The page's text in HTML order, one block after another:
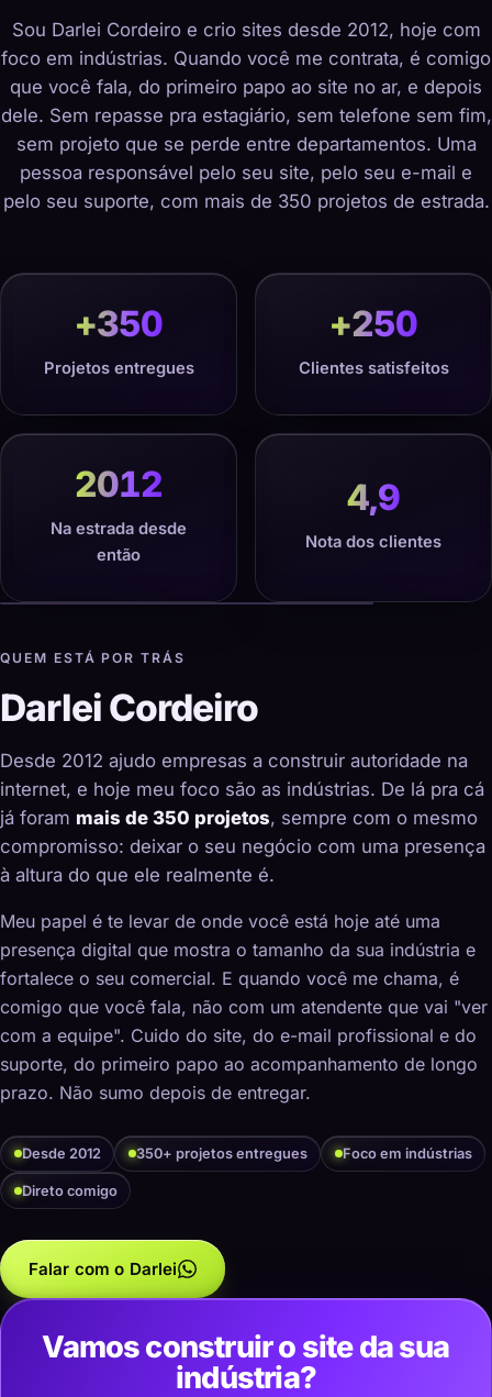
Sou Darlei Cordeiro e crio sites desde 2012, hoje com
foco em indústrias. Quando você me contrata, é comigo
que você fala, do primeiro papo ao site no ar, e depois
dele. Sem repasse pra estagiário, sem telefone sem fim,
sem projeto que se perde entre departamentos. Uma
pessoa responsável pelo seu site, pelo seu e-mail e
pelo seu suporte, com mais de 350 projetos de estrada.
+350
Projetos entregues
+250
Clientes satisfeitos
2012
Na estrada desde
então
4,9
Nota dos clientes
QUEM ESTÁ POR TRÁS
Darlei Cordeiro
Desde 2012 ajudo empresas a construir autoridade na
internet, e hoje meu foco são as indústrias. De lá pra cá
já foram mais de 350 projetos, sempre com o mesmo
compromisso: deixar o seu negócio com uma presença
à altura do que ele realmente é.
Meu papel é te levar de onde você está hoje até uma
presença digital que mostra o tamanho da sua indústria e
fortalece o seu comercial. E quando você me chama, é
comigo que você fala, não com um atendente que vai "ver
com a equipe". Cuido do site, do e-mail profissional e do
suporte, do primeiro papo ao acompanhamento de longo
prazo. Não sumo depois de entregar.
Desde 2012 350+ projetos entregues Foco em indústrias
Direto comigo
Falar com o Darlei
Vamos construir o site da sua
indústria?